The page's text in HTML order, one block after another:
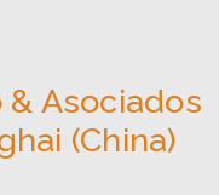
Asociados
(China)